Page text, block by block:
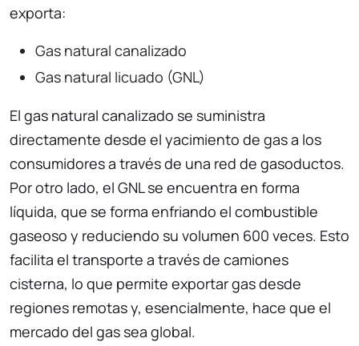
exporta:
Gas natural canalizado
Gas natural licuado (GNL)
El gas natural canalizado se suministra
directamente desde el yacimiento de gas a los
consumidores a través de una red de gasoductos.
Por otro lado, el GNL se encuentra en forma
líquida, que se forma enfriando el combustible
gaseoso y reduciendo su volumen 600 veces. Esto
facilita el transporte a través de camiones
cisterna, lo que permite exportar gas desde
regiones remotas y, esencialmente, hace que el
mercado del gas sea global.